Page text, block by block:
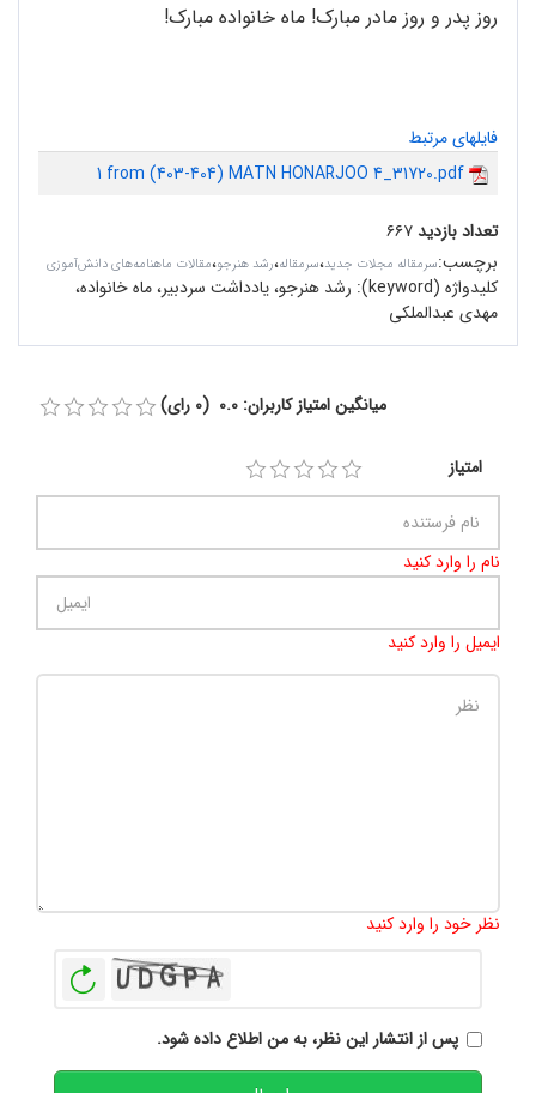
روز پدر و روز مادر مبارک! ماه خانواده مبارک!
فایلهای مرتبط
1 from (403-404) MATN HONARJOO 4_31720.pdf
تعداد بازدید۶۶۷
برچسب:سرمقاله مجلات جدید،سرمقاله،رشد هنرجو،مقالات ماهنامه‌های دانش‌آموزی
کلیدواژه (keyword):
رشد هنرجو، ‌یادداشت سردبیر، ماه خانواده،
مهدی عبدالملکی
میانگین امتیاز کاربران: 0.0 (0 رای)
امتیاز
نام را وارد کنید
ایمیل را وارد کنید
نظر خود را وارد کنید
پس از انتشار این نظر، به من اطلاع داده شود.